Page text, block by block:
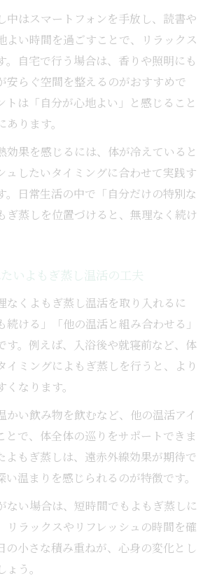
中はスマートフォンを手放し、読書や
よい時間を過ごすことで、リラックス
。自宅で行う場合は、香りや照明にも
安らぐ空間を整えるのがおすすめで
トは「自分が心地よい」と感じること
ります。
効果を感じるには、体が冷えていると
ュしたいタイミングに合わせて実践す
。日常生活の中で「自分だけの特別な
ぎ蒸しを位置づけると、無理なく続け
いよもぎ蒸し温活の工夫
なくよもぎ蒸し温活を取り入れるに
続ける」「他の温活と組み合わせる」
す。例えば、入浴後や就寝前など、体
イミングによもぎ蒸しを行うと、より
なります。
かい飲み物を飲むなど、他の温活アイ
とで、体全体の巡りをサポートできま
よもぎ蒸しは、遠赤外線効果が期待で
い温まりを感じられるのが特徴です。
ない場合は、短時間でもよもぎ蒸しに
リラックスやリフレッシュの時間を確
の小さな積み重ねが、心身の変化とし
う。